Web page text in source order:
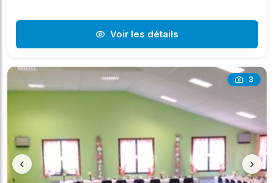
Voir les détails
3
‹ ›